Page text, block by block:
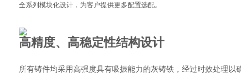
全系列模块化设计，为客户提供更多配置选配。
高精度、高稳定性结构设计
所有铸件均采用高强度具有吸振能力的灰铸铁，经过时效处理